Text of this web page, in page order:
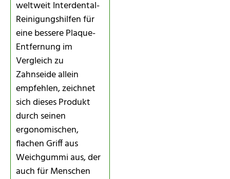
weltweit Interdental-
Reinigungshilfen für
eine bessere Plaque-
Entfernung im
Vergleich zu
Zahnseide allein
empfehlen, zeichnet
sich dieses Produkt
durch seinen
ergonomischen,
flachen Griff aus
Weichgummi aus, der
auch für Menschen